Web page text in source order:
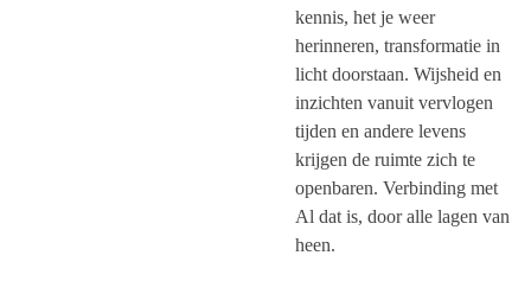
kennis, het je weer
herinneren, transformatie in
licht doorstaan. Wijsheid en
inzichten vanuit vervlogen
tijden en andere levens
krijgen de ruimte zich te
openbaren. Verbinding met
Al dat is, door alle lagen van
heen.